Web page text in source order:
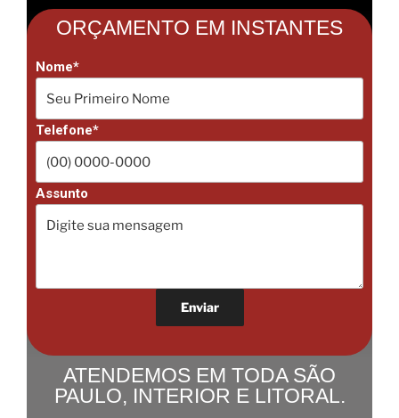
ORÇAMENTO EM INSTANTES
Nome*
Telefone*
Assunto
ATENDEMOS EM TODA SÃO
PAULO, INTERIOR E LITORAL.